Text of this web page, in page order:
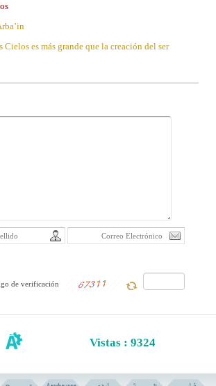
Cielos es más grande que la creación del ser
de verificación
Vistas : 9324